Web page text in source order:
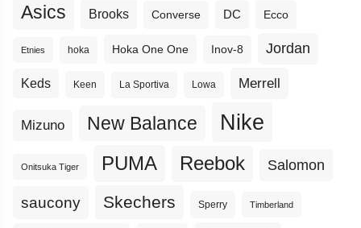
Asics Brooks Converse DC Ecco
Etnies hoka Hoka One One Inov-8 Jordan
Keds Keen La Sportiva Lowa Merrell
Mizuno New Balance Nike
Onitsuka Tiger PUMA Reebok Salomon
saucony Skechers Sperry Timberland